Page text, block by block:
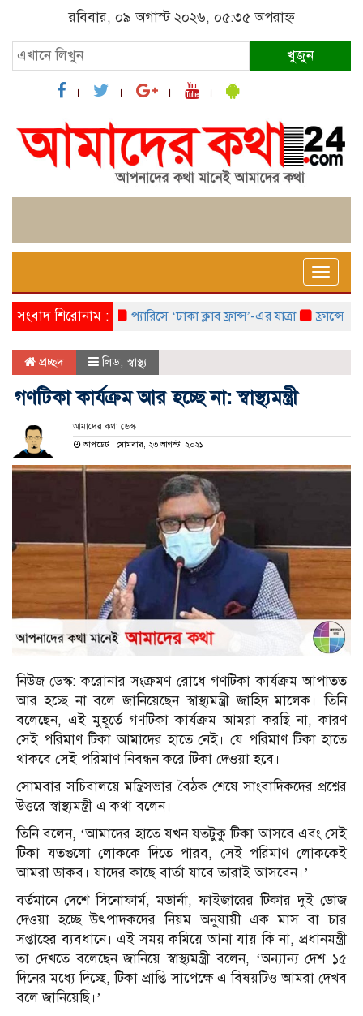
রবিবার, ০৯ অগাস্ট ২০২৬, ০৫:৩৫ অপরাহ্ন
খুজুন
Toggle
সংবাদ শিরোনাম :প্যারিসে ‘ঢাকা ক্লাব ফ্রান্স’-এর যাত্রা ফ্রান্সে
প্রচ্ছদ লিড,স্বাস্থ্য
গণটিকা কার্যক্রম আর হচ্ছে না: স্বাস্থ্যমন্ত্রী
আমাদের কথা ডেস্ক
আপডেট : সোমবার, ২৩ আগস্ট, ২০২১
নিউজ ডেস্ক: করোনার সংক্রমণ রোধে গণটিকা কার্যক্রম আপাতত
আর হচ্ছে না বলে জানিয়েছেন স্বাস্থ্যমন্ত্রী জাহিদ মালেক। তিনি
বলেছেন, এই মুহূর্তে গণটিকা কার্যক্রম আমরা করছি না, কারণ
সেই পরিমাণ টিকা আমাদের হাতে নেই। যে পরিমাণ টিকা হাতে
থাকবে সেই পরিমাণ নিবন্ধন করে টিকা দেওয়া হবে।
সোমবার সচিবালয়ে মন্ত্রিসভার বৈঠক শেষে সাংবাদিকদের প্রশ্নের
উত্তরে স্বাস্থ্যমন্ত্রী এ কথা বলেন।
তিনি বলেন, ‘আমাদের হাতে যখন যতটুকু টিকা আসবে এবং সেই
টিকা যতগুলো লোককে দিতে পারব, সেই পরিমাণ লোককেই
আমরা ডাকব। যাদের কাছে বার্তা যাবে তারাই আসবেন।’
বর্তমানে দেশে সিনোফার্ম, মডার্না, ফাইজারের টিকার দুই ডোজ
দেওয়া হচ্ছে উৎপাদকদের নিয়ম অনুযায়ী এক মাস বা চার
সপ্তাহের ব্যবধানে। এই সময় কমিয়ে আনা যায় কি না, প্রধানমন্ত্রী
তা দেখতে বলেছেন জানিয়ে স্বাস্থ্যমন্ত্রী বলেন, ‌‘অন্যান্য দেশ ১৫
দিনের মধ্যে দিচ্ছে, টিকা প্রাপ্তি সাপেক্ষে এ বিষয়টিও আমরা দেখব
বলে জানিয়েছি।’